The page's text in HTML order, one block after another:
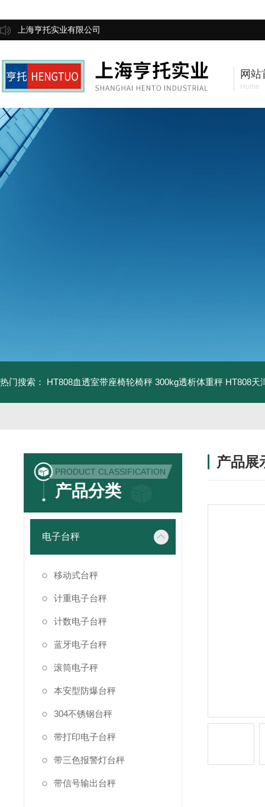
上海亨托实业有限公司
网站
Home
热门搜索： HT808血透室带座椅轮椅秤 300kg透析体重秤 HT808天
PRODUCT CLASSIFICATION
产品分类
电子台秤
移动式台秤
计重电子台秤
计数电子台秤
蓝牙电子台秤
滚筒电子秤
本安型防爆台秤
304不锈钢台秤
带打印电子台秤
带三色报警灯台秤
带信号输出台秤
产品展